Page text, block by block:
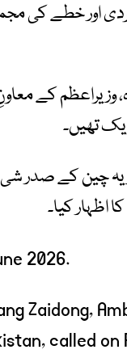
اور خطے کی
وزیراعظم کے
تھیں۔
چین کے صدر شی
اظہار کیا۔
2026.
Zaidong,
called